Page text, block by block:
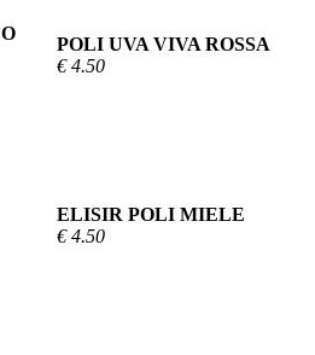
POLI UVA VIVA ROSSA
€ 4.50
ELISIR POLI MIELE
€ 4.50